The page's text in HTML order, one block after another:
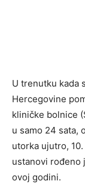
U trenutku kada
Hercegovine
kliničke bolnice
u samo 24 sata,
utorka ujutro,
ustanovi rođeno
ovoj godini.